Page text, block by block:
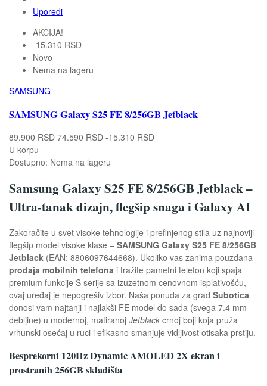
Uporedi
AKCIJA!
-15.310 RSD
Novo
Nema na lageru
SAMSUNG
SAMSUNG Galaxy S25 FE 8/256GB Jetblack
89.900 RSD 74.590 RSD -15.310 RSD
U korpu
Dostupno: Nema na lageru
Samsung Galaxy S25 FE 8/256GB Jetblack –
Ultra-tanak dizajn, flegšip snaga i Galaxy AI
Zakoračite u svet visoke tehnologije i prefinjenog stila uz najnoviji
flegšip model visoke klase – SAMSUNG Galaxy S25 FE 8/256GB
Jetblack (EAN: 8806097644668). Ukoliko vas zanima pouzdana
prodaja mobilnih telefona i tražite pametni telefon koji spaja
premium funkcije S serije sa izuzetnom cenovnom isplativošću,
ovaj uređaj je nepogrešiv izbor. Naša ponuda za grad Subotica
donosi vam najtanji i najlakši FE model do sada (svega 7.4 mm
debljine) u modernoj, matiranoj Jetblack crnoj boji koja pruža
vrhunski osećaj u ruci i efikasno smanjuje vidljivost otisaka prstiju.
Besprekorni 120Hz Dynamic AMOLED 2X ekran i
prostranih 256GB skladišta